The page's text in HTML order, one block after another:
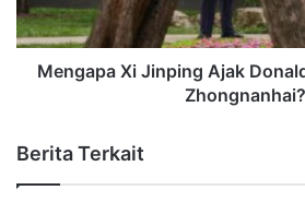
Mengapa Xi Jinping Ajak
Zhongnanhai?
Berita Terkait